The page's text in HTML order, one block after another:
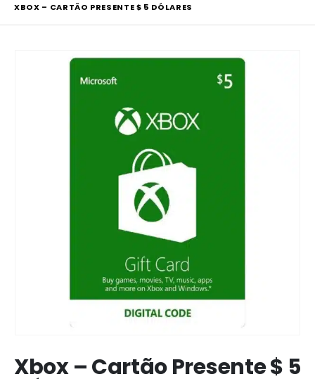
XBOX – CARTÃO PRESENTE $ 5 DÓLARES
Xbox – Cartão Presente $ 5